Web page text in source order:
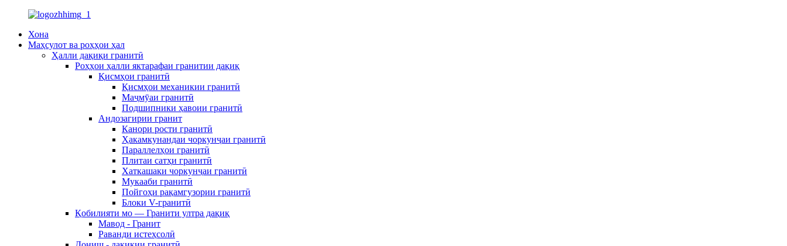
Хона
Маҳсулот ва роҳҳои ҳал
Ҳалли дақиқи гранитӣ
Роҳҳои ҳалли яктарафаи гранитии дақиқ
Қисмҳои гранитӣ
Қисмҳои механикии гранитӣ
Маҷмӯаи гранитӣ
Подшипники ҳавоии гранитӣ
Андозагирии гранит
Канори рости гранитӣ
Ҳакамкунандаи чоркунҷаи гранитӣ
Параллелҳои гранитӣ
Плитаи сатҳи гранитӣ
Хаткашаки чоркунҷаи гранитӣ
Мукааби гранитӣ
Пойгоҳи рақамгузории гранитӣ
Блоки V-гранитӣ
Қобилияти мо — Гранити ултра дақиқ
Мавод - Гранит
Раванди истеҳсолӣ